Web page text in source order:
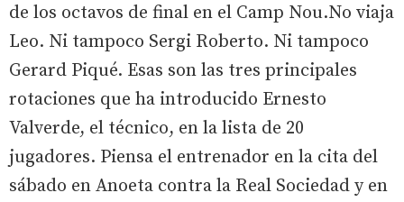
de los octavos de final en el Camp Nou.No viaja
Leo. Ni tampoco Sergi Roberto. Ni tampoco
Gerard Piqué. Esas son las tres principales
rotaciones que ha introducido Ernesto
Valverde, el técnico, en la lista de 20
jugadores. Piensa el entrenador en la cita del
sábado en Anoeta contra la Real Sociedad y en